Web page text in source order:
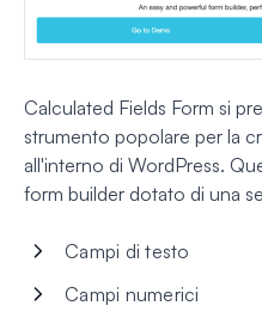
Calculated Fields Form si
strumento popolare per la
all'interno di WordPress.
form builder dotato di una
Campi di testo
Campi numerici